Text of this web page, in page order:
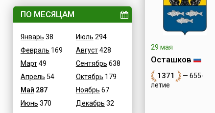
ПО МЕСЯЦАМ
Январь 38
Февраль 169
Март49
Апрель 54
Май 287
Июнь 370
Июль 294
Август428
Сентябрь 638
Октябрь 179
Ноябрь 67
Декабрь 32
29 мая
Осташков
1371
— 655-
летие